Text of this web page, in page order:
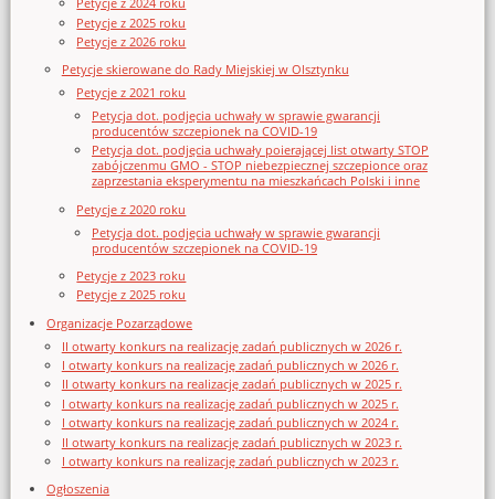
Petycje z 2025 roku
Petycje z 2026 roku
Petycje skierowane do Rady Miejskiej w Olsztynku
Petycje z 2021 roku
Petycja dot. podjęcia uchwały w sprawie gwarancji
producentów szczepionek na COVID-19
Petycja dot. podjęcia uchwały poierającej list otwarty STOP
zabójczenmu GMO - STOP niebezpiecznej szczepionce oraz
zaprzestania eksperymentu na mieszkańcach Polski i inne
Petycje z 2020 roku
Petycja dot. podjęcia uchwały w sprawie gwarancji
producentów szczepionek na COVID-19
Petycje z 2023 roku
Petycje z 2025 roku
Organizacje Pozarządowe
II otwarty konkurs na realizację zadań publicznych w 2026 r.
I otwarty konkurs na realizację zadań publicznych w 2026 r.
II otwarty konkurs na realizację zadań publicznych w 2025 r.
I otwarty konkurs na realizację zadań publicznych w 2025 r.
I otwarty konkurs na realizację zadań publicznych w 2024 r.
II otwarty konkurs na realizację zadań publicznych w 2023 r.
I otwarty konkurs na realizację zadań publicznych w 2023 r.
Ogłoszenia